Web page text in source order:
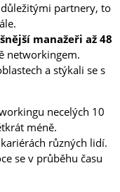
partnery, to
manažeři až 48
networkingem.
a stýkali se s
necelých 10
méně.
různých lidí.
se v průběhu času